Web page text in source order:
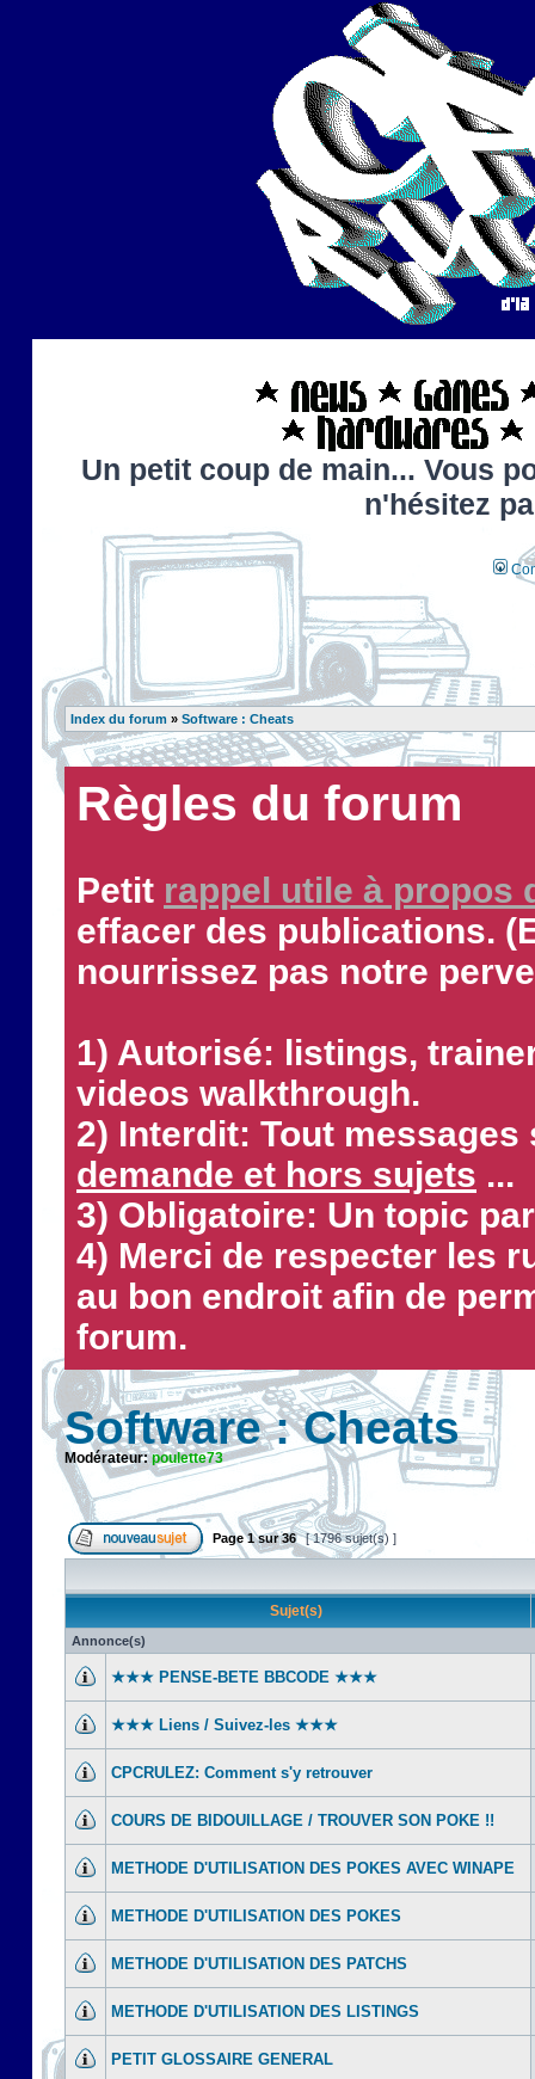
Un petit coup de main... Vous
n'hésitez
Index du forum » Software : Cheats
Règles du forum
Petit rappel utile à propos
effacer des publications.
nourrissez pas notre
1) Autorisé: listings,
videos walkthrough.
2) Interdit: Tout
demande et hors sujets ...
3) Obligatoire: Un topic
4) Merci de respecter les
au bon endroit afin de
forum.
Software : Cheats
Modérateur:poulette73
Page1sur36 [ 1796 sujet(s) ]
Sujet(s)
Annonce(s)
★★★ PENSE-BETE BBCODE ★★★
★★★ Liens / Suivez-les ★★★
CPCRULEZ: Comment s'y retrouver‎
COURS DE BIDOUILLAGE / TROUVER SON POKE !!
METHODE D'UTILISATION DES POKES AVEC WINAPE
METHODE D'UTILISATION DES POKES
METHODE D'UTILISATION DES PATCHS
METHODE D'UTILISATION DES LISTINGS
PETIT GLOSSAIRE GENERAL